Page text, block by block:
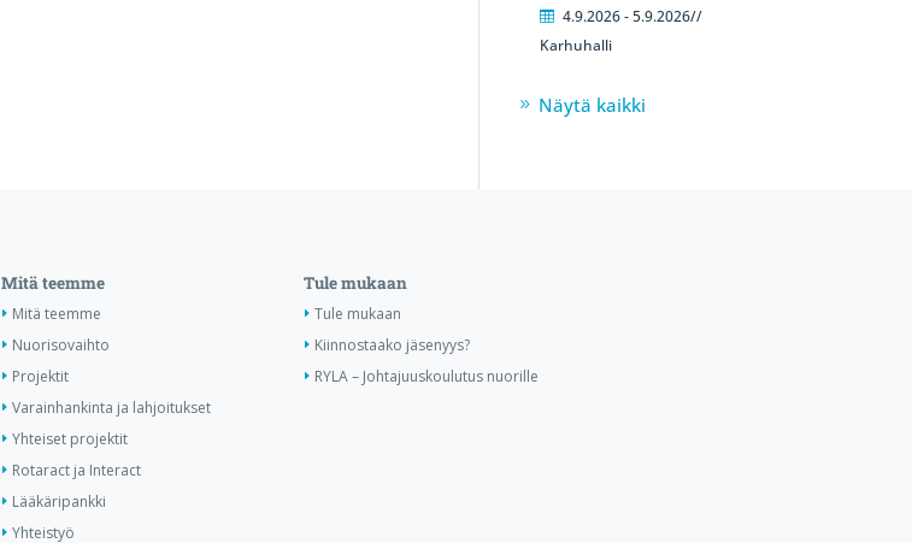
4.9.2026 - 5.9.2026//
Karhuhalli
Näytä kaikki
Mitä teemme
Mitä teemme
Nuorisovaihto
Projektit
Varainhankinta ja lahjoitukset
Yhteiset projektit
Rotaract ja Interact
Lääkäripankki
Yhteistyö
Tule mukaan
Tule mukaan
Kiinnostaako jäsenyys?
RYLA – Johtajuuskoulutus nuorille